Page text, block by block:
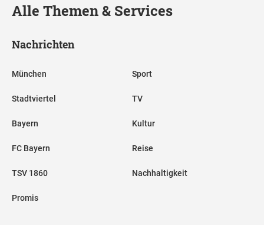
Alle Themen & Services
Nachrichten
München
Stadtviertel
Bayern
FC Bayern
TSV 1860
Promis
Sport
TV
Kultur
Reise
Nachhaltigkeit